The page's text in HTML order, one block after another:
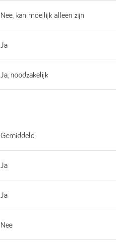
Nee, kan moeilijk alleen zijn
Ja
Ja, noodzakelijk
Gemiddeld
Ja
Ja
Nee